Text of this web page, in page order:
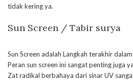
tidak kering ya.
Sun Screen / Tabir surya
Sun Screen adalah Langkah terakhir
Peran sun screen ini sangat penting juga
Zat radikal berbahaya dari sinar UV